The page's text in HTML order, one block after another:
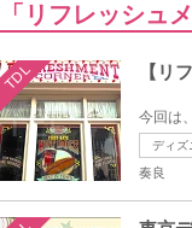
「リフレッシュ
TDL 【リ
今回は
ディズ
奏良